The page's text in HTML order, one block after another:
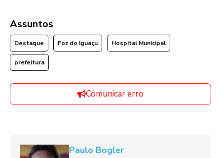
Assuntos
Destaque Foz do Iguaçu Hospital Municipal
prefeitura
Comunicar erro
Paulo Bogler